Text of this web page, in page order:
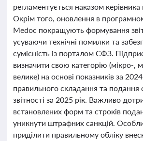
регламентується наказом
Окрім того, оновлення в
Medoc покращують формування
усуваючи технічні помилки та
сумісність із порталом СФЗ.
визначити свою категорію (мікро-,
велике) на основі показників за
правильного складання та подання
звітності за 2025 рік. Важливо
встановлених форм та строків
уникнути штрафних санкцій.
приділити правильному обліку